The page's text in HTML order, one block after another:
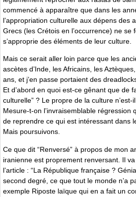
commencé à apparaître que dans les
lʼappropriation culturelle aux dépens des
Grecs (les Crétois en l’occurrence) ne se
s’approprie des éléments de leur culture.
Mais ce serait aller loin parce que les
ascètes dʼInde, les Africains, les
ans, et jʼen passe portaient des
Et dʼabord en quoi est-ce gênant que de
culturelle” ? Le propre de la culture nʼest-
Mesure-t-on lʼinvraisemblable régression
de reprendre ce qui est intéressant dans
Mais poursuivons.
Ce que dit “Renversé” à propos de mon
iranienne est proprement renversant. Il
lʼarticle : “La République française ?
second degré, ce que tout le monde nʼa
exemple Riposte laïque qui en a fait un